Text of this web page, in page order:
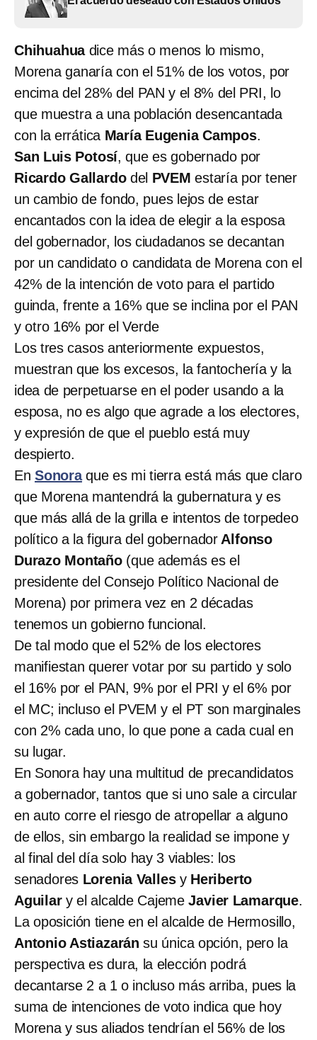
Chihuahua dice más o menos lo mismo,
Morena ganaría con el 51% de los votos, por
encima del 28% del PAN y el 8% del PRI, lo
que muestra a una población desencantada
con la errática María Eugenia Campos.
San Luis Potosí, que es gobernado por
Ricardo Gallardodel PVEMestaría por tener
un cambio de fondo, pues lejos de estar
encantados con la idea de elegir a la esposa
del gobernador, los ciudadanos se decantan
por un candidato o candidata de Morena con el
42% de la intención de voto para el partido
guinda, frente a 16% que se inclina por el PAN
y otro 16% por el Verde
Los tres casos anteriormente expuestos,
muestran que los excesos, la fantochería y la
idea de perpetuarse en el poder usando a la
esposa, no es algo que agrade a los electores,
y expresión de que el pueblo está muy
despierto.
En Sonora que es mi tierra está más que claro
que Morena mantendrá la gubernatura y es
que más allá de la grilla e intentos de torpedeo
político a la figura del gobernador Alfonso
Durazo Montaño (que además es el
presidente del Consejo Político Nacional de
Morena) por primera vez en 2 décadas
tenemos un gobierno funcional.
De tal modo que el 52% de los electores
manifiestan querer votar por su partido y solo
el 16% por el PAN, 9% por el PRI y el 6% por
el MC; incluso el PVEM y el PT son marginales
con 2% cada uno, lo que pone a cada cual en
su lugar.
En Sonora hay una multitud de precandidatos
a gobernador, tantos que si uno sale a circular
en auto corre el riesgo de atropellar a alguno
de ellos, sin embargo la realidad se impone y
al final del día solo hay 3 viables: los
senadores Lorenia Vallesy Heriberto
Aguilary el alcalde CajemeJavier Lamarque.
La oposición tiene en el alcalde de Hermosillo,
Antonio Astiazaránsu única opción, pero la
perspectiva es dura, la elección podrá
decantarse 2 a 1 o incluso más arriba, pues la
suma de intenciones de voto indica que hoy
Morena y sus aliados tendrían el 56% de los